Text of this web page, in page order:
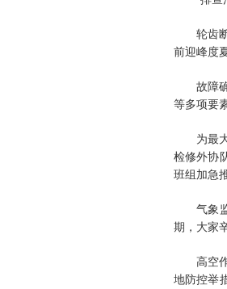
轮齿
前迎峰度
故障
等多项要
为最
检修外协
班组加急
气象
期，大家
高空
地防控举